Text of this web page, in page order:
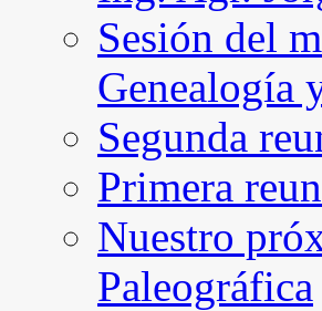
Sesión del
Genealogía
Segunda
Primera
Nuestro
Paleográfica